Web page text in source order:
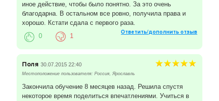
иное действие, чтобы было понятно. За это очень
благодарна. В остальном все ровно, получила права и
хорошо. Кстати сдала с первого раза.
Ответить/дополнить отзыв
0 1
Поля 30.07.2015 22:40
Местоположение пользователя: Россия, Ярославль
Закончила обучение 8 месяцев назад. Решила спустя
некоторое время поделиться впечатлениями. Учиться в